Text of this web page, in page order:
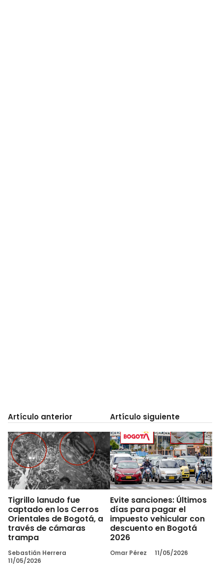
Artículo anterior
Tigrillo lanudo fue
captado en los Cerros
Orientales de Bogotá, a
través de cámaras
trampa
Sebastián Herrera
11/05/2026
Artículo siguiente
Evite sanciones: Últimos
días para pagar el
impuesto vehicular con
descuento en Bogotá
2026
Omar Pérez 11/05/2026